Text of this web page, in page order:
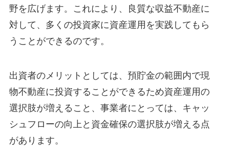
野を広げます。これにより、良質な収益不動産に
対して、多くの投資家に資産運用を実践してもら
うことができるのです。
出資者のメリットとしては、預貯金の範囲内で現
物不動産に投資することができるため資産運用の
選択肢が増えること、事業者にとっては、キャッ
シュフローの向上と資金確保の選択肢が増える点
があります。